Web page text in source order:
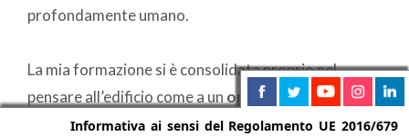
profondamente umano.
La mia formazione si è consolidata proprio nel
pensare all’edificio come a un organismo vivente.
Questo ha dato forma al nostro DNA professionale:
Informativa ai sensi del Regolamento UE 2016/679